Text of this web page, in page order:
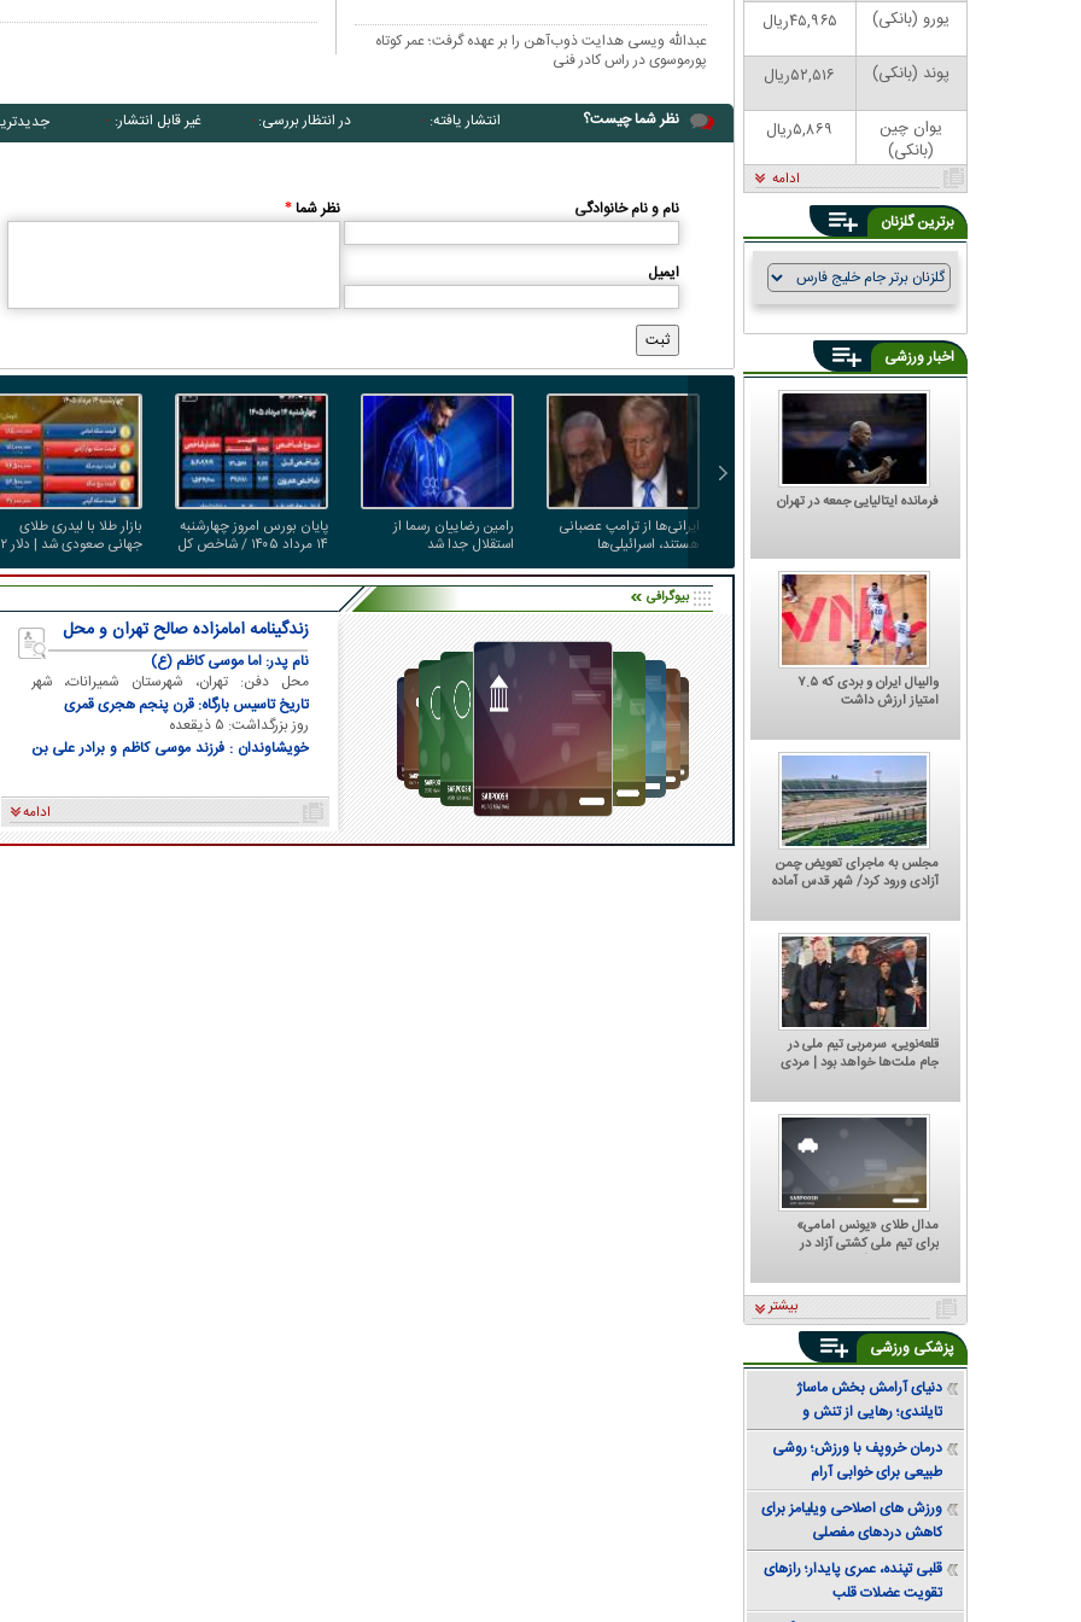
عبدالله ویسی هدایت ذوب‌آهن را بر عهده گرفت؛ عمر کوتاه
پورموسوی در راس کادر فنی
نظر شما چیست؟ انتشار یافته: ۰ در انتظار بررسی: ۰ غیر قابل انتشار: ۰
نام و نام خانوادگی
ایمیل
نظر شما*
ایرانی‌ها از ترامپ عصبانی
هستند، اسرائیلی‌ها
عصبانی‌تر
رامین رضاییان رسما از
استقلال جدا شد
پایان بورس امروز چهارشنبه
۱۴ مرداد ۱۴۰۵ / شاخص کل
سقف زد؛ ۶.۲ همت پول
حقیقی وارد بازار
بازار طلا با لیدری طلای
جهانی صعودی شد | دلار ۲
هزار تومان ارزان شد
بیوگرافی
زندگینامه امامزاده صالح تهران و محل
دفن ایشان
نام پدر: اما موسی کاظم (ع)
محل دفن: تهران، شهرستان شمیرانات، شهر
تجریش
تاریخ تاسیس بارگاه: قرن پنجم هجری قمری
روز بزرگداشت: ۵ ذیقعده
خویشاوندان : فرزند موسی کاظم و برادر علی بن
ادامه
کتاب 'چگونه قهر کنیم؟' جدیدترین
کاریکاتور/ باشگاه پرسپولیس: امروز نوبت
یورو (بانکی)
۴۵,۹۶۵ریال
پوند (بانکی)
۵۲,۵۱۶ریال
یوان چین
(بانکی)
۵,۸۶۹ریال
ادامه
برترین گلزنان
اخبار ورزشی
فرمانده ایتالیایی جمعه در تهران
والیبال ایران و بردی که ۷.۵
امتیاز ارزش داشت
مجلس به ماجرای تعویض چمن
آزادی ورود کرد/ شهر قدس آماده
پرسپولیس
قلعه‌نویی، سرمربی تیم ملی در
جام ملت‌ها خواهد بود | مردی
پشت مهدی تاج به کجا گرم
است؟
مدال طلای «یونس امامی»
برای تیم ملی کشتی آزاد در
بیشتر
پزشکی ورزشی
دنیای آرامش بخش ماساژ
تایلندی؛ رهایی از تنش و
دستیابی به تعادل
درمان خروپف با ورزش؛ روشی
طبیعی برای خوابی آرام
ورزش های اصلاحی ویلیامز برای
کاهش دردهای مفصلی
قلبی تپنده، عمری پایدار؛ رازهای
تقویت عضلات قلب